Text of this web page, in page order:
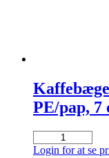
PE/pap, 7
Kaffebægere
7,8cm,
Login for at se